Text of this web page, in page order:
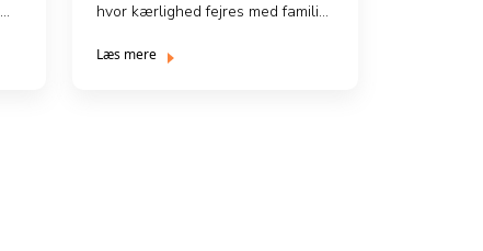
hvor kærlighed fejres med familie
Læs mere